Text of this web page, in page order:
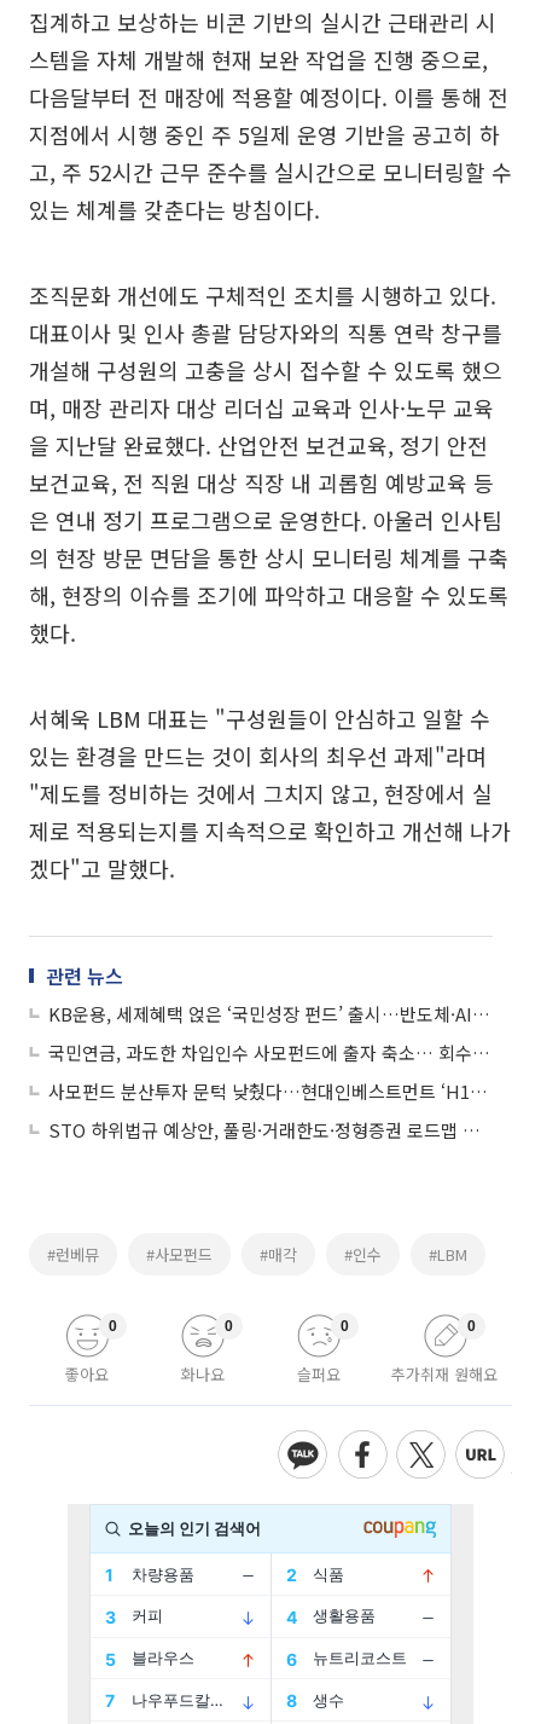
집계하고 보상하는 비콘 기반의 실시간 근태관리 시
스템을 자체 개발해 현재 보완 작업을 진행 중으로,
다음달부터 전 매장에 적용할 예정이다. 이를 통해 전
지점에서 시행 중인 주 5일제 운영 기반을 공고히 하
고, 주 52시간 근무 준수를 실시간으로 모니터링할 수
있는 체계를 갖춘다는 방침이다.
조직문화 개선에도 구체적인 조치를 시행하고 있다.
대표이사 및 인사 총괄 담당자와의 직통 연락 창구를
개설해 구성원의 고충을 상시 접수할 수 있도록 했으
며, 매장 관리자 대상 리더십 교육과 인사·노무 교육
을 지난달 완료했다. 산업안전 보건교육, 정기 안전
보건교육, 전 직원 대상 직장 내 괴롭힘 예방교육 등
은 연내 정기 프로그램으로 운영한다. 아울러 인사팀
의 현장 방문 면담을 통한 상시 모니터링 체계를 구축
해, 현장의 이슈를 조기에 파악하고 대응할 수 있도록
했다.
서혜욱 LBM 대표는 "구성원들이 안심하고 일할 수
있는 환경을 만드는 것이 회사의 최우선 과제"라며
"제도를 정비하는 것에서 그치지 않고, 현장에서 실
제로 적용되는지를 지속적으로 확인하고 개선해 나가
겠다"고 말했다.
관련 뉴스
KB운용, 세제혜택 얹은 ‘국민성장 펀드’ 출시…반도체·AI 사모펀드에 분산투자
국민연금, 과도한 차입인수 사모펀드에 출자 축소… 회수전략도 고려
사모펀드 분산투자 문턱 낮췄다…현대인베스트먼트 ‘H1펀드’ 500억원 돌파
STO 하위법규 예상안, 풀링·거래한도·정형증권 로드맵 제시
#런베뮤 #사모펀드 #매각 #인수 #LBM
좋아요
0
화나요
0
슬퍼요
0
추가취재 원해요
0